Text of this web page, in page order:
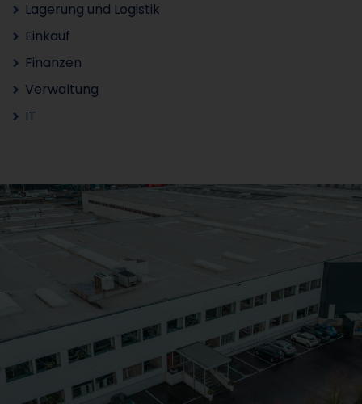
Lagerung und Logistik
Einkauf
Finanzen
Verwaltung
IT